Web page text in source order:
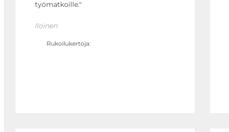
työmatkoille.
Iloinen
Rukoilukertoja: